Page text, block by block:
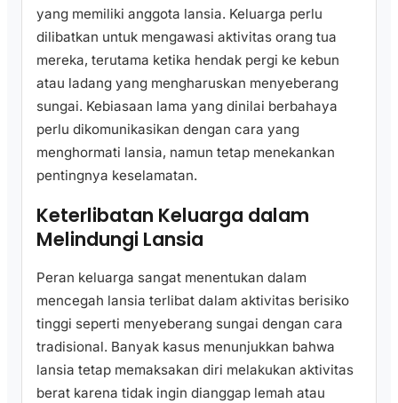
yang memiliki anggota lansia. Keluarga perlu
dilibatkan untuk mengawasi aktivitas orang tua
mereka, terutama ketika hendak pergi ke kebun
atau ladang yang mengharuskan menyeberang
sungai. Kebiasaan lama yang dinilai berbahaya
perlu dikomunikasikan dengan cara yang
menghormati lansia, namun tetap menekankan
pentingnya keselamatan.
Keterlibatan Keluarga dalam
Melindungi Lansia
Peran keluarga sangat menentukan dalam
mencegah lansia terlibat dalam aktivitas berisiko
tinggi seperti menyeberang sungai dengan cara
tradisional. Banyak kasus menunjukkan bahwa
lansia tetap memaksakan diri melakukan aktivitas
berat karena tidak ingin dianggap lemah atau